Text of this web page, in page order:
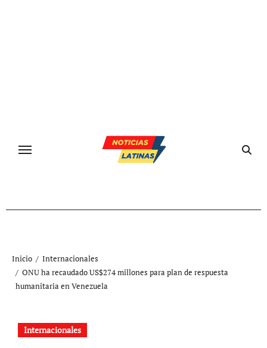
Inicio
Internacionales
ONU ha recaudado US$274 millones para plan de respuesta
humanitaria en Venezuela
Internacionales